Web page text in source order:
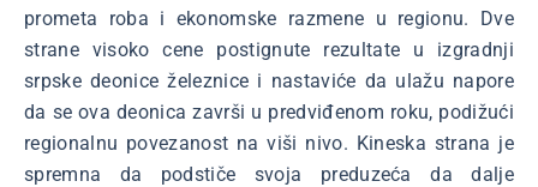
prometa roba i ekonomske razmene u regionu. Dve
strane visoko cene postignute rezultate u izgradnji
srpske deonice železnice i nastaviće da ulažu napore
da se ova deonica završi u predviđenom roku, podižući
regionalnu povezanost na viši nivo. Kineska strana je
spremna da podstiče svoja preduzeća da dalje